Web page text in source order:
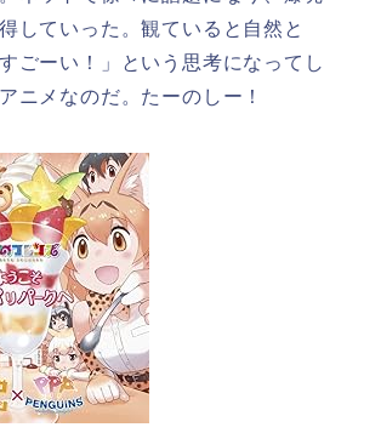
していった。観ていると自然と
ごーい！」という思考になってし
ニメなのだ。たーのしー！